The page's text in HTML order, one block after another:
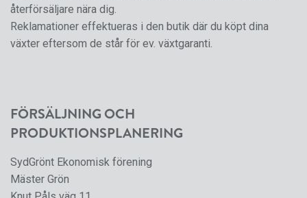
återförsäljare nära dig.
Reklamationer effektueras i den butik där du köpt dina
växter eftersom de står för ev. växtgaranti.
FÖRSÄLJNING OCH
PRODUKTIONSPLANERING
SydGrönt Ekonomisk förening
Mäster Grön